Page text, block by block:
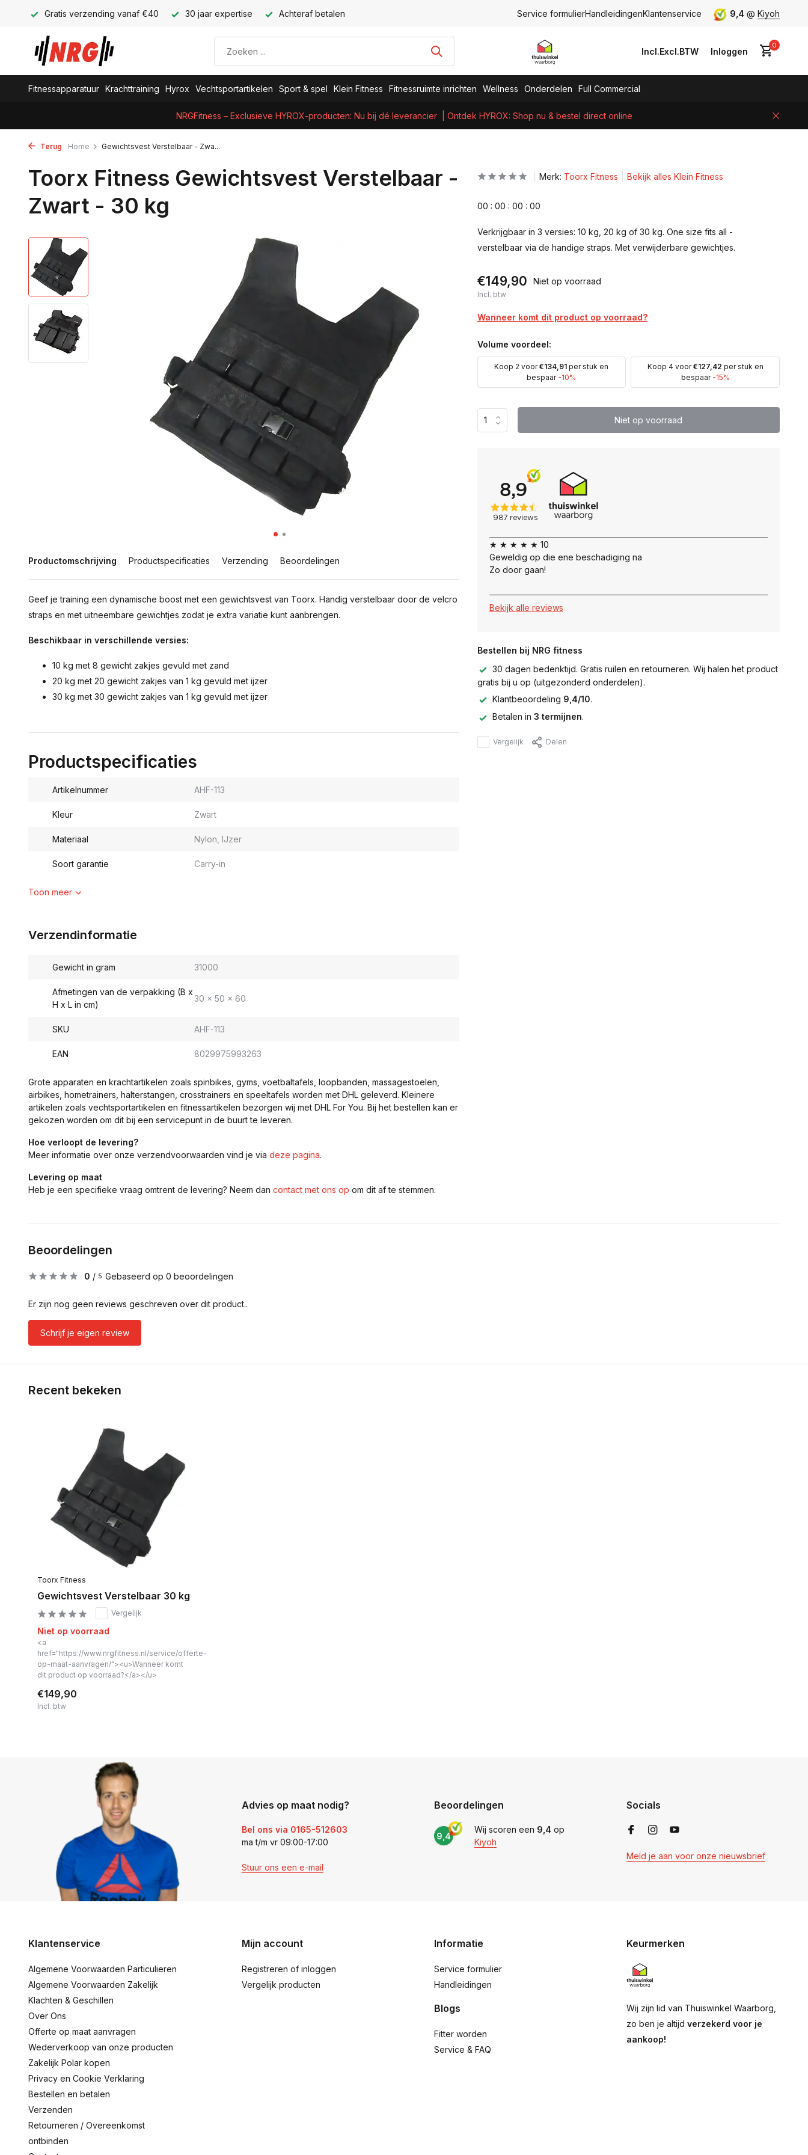
Gratis verzending vanaf €40 30 jaar expertise Achteraf betalen Service formulierHandleidingenKlantenservice 9,4 @ Kiyoh
Incl.Excl.BTW Inloggen
0
Fitnessapparatuur Krachttraining Hyrox Vechtsportartikelen Sport & spel Klein Fitness Fitnessruimte inrichten Wellness Onderdelen Full Commercial
NRGFitness – Exclusieve HYROX-producten: Nu bij dé leverancier | Ontdek HYROX: Shop nu & bestel direct online
Terug Home Gewichtsvest Verstelbaar - Zwa...
Toorx Fitness Gewichtsvest Verstelbaar -
Zwart - 30 kg
Productomschrijving Productspecificaties Verzending Beoordelingen
Geef je training een dynamische boost met een gewichtsvest van Toorx. Handig verstelbaar door de velcro
straps en met uitneembare gewichtjes zodat je extra variatie kunt aanbrengen.
Beschikbaar in verschillende versies:
10 kg met 8 gewicht zakjes gevuld met zand
20 kg met 20 gewicht zakjes van 1 kg gevuld met ijzer
30 kg met 30 gewicht zakjes van 1 kg gevuld met ijzer
Productspecificaties
Artikelnummer AHF-113
Kleur Zwart
Materiaal Nylon, IJzer
Soort garantie Carry-in
Toon meer
Verzendinformatie
Gewicht in gram 31000
Afmetingen van de verpakking (B x
H x L in cm)
30 x 50 x 60
SKU AHF-113
EAN 8029975993263
Grote apparaten en krachtartikelen zoals spinbikes, gyms, voetbaltafels, loopbanden, massagestoelen,
airbikes, hometrainers, halterstangen, crosstrainers en speeltafels worden met DHL geleverd. Kleinere
artikelen zoals vechtsportartikelen en fitnessartikelen bezorgen wij met DHL For You. Bij het bestellen kan er
gekozen worden om dit bij een servicepunt in de buurt te leveren.
Hoe verloopt de levering?
Meer informatie over onze verzendvoorwaarden vind je via deze pagina.
Levering op maat
Heb je een specifieke vraag omtrent de levering? Neem dan contact met ons op om dit af te stemmen.
Merk: Toorx Fitness Bekijk alles Klein Fitness
00 : 00 : 00 : 00
Verkrijgbaar in 3 versies: 10 kg, 20 kg of 30 kg. One size fits all -
verstelbaar via de handige straps. Met verwijderbare gewichtjes.
€149,90 Niet op voorraad
Incl. btw
Wanneer komt dit product op voorraad?
Volume voordeel:
Koop 2 voor€134,91 per stuk en
bespaar -10%
Koop 4 voor€127,42 per stuk en
bespaar -15%
Niet op voorraad
★ ★ ★ ★ ★ 10
Geweldig op die ene beschadiging na
Zo door gaan!
Bekijk alle reviews
Bestellen bij NRG fitness
30 dagen bedenktijd. Gratis ruilen en retourneren. Wij halen het product
gratis bij u op (uitgezonderd onderdelen).
Klantbeoordeling 9,4/10.
Betalen in 3 termijnen.
Vergelijk Delen
Beoordelingen
0 / 5 Gebaseerd op 0 beoordelingen
Er zijn nog geen reviews geschreven over dit product..
Schrijf je eigen review
Recent bekeken
Toorx Fitness
Gewichtsvest Verstelbaar 30 kg
Vergelijk
Niet op voorraad
<a
href="https://www.nrgfitness.nl/service/offerte-
op-maat-aanvragen/"><u>Wanneer komt
dit product op voorraad?</a></u>
€149,90
Incl. btw
Advies op maat nodig?
Bel ons via 0165-512603
ma t/m vr 09:00-17:00
Stuur ons een e-mail
Beoordelingen
9,4
Wij scoren een 9,4 op
Kiyoh
Socials
Meld je aan voor onze nieuwsbrief
Klantenservice
Algemene Voorwaarden Particulieren
Algemene Voorwaarden Zakelijk
Klachten & Geschillen
Over Ons
Offerte op maat aanvragen
Wederverkoop van onze producten
Zakelijk Polar kopen
Privacy en Cookie Verklaring
Bestellen en betalen
Verzenden
Retourneren / Overeenkomst
ontbinden
Mijn account
Registreren of inloggen
Vergelijk producten
Informatie
Service formulier
Handleidingen
Blogs
Fitter worden
Service & FAQ
Keurmerken
Wij zijn lid van Thuiswinkel Waarborg,
zo ben je altijd verzekerd voor je
aankoop!